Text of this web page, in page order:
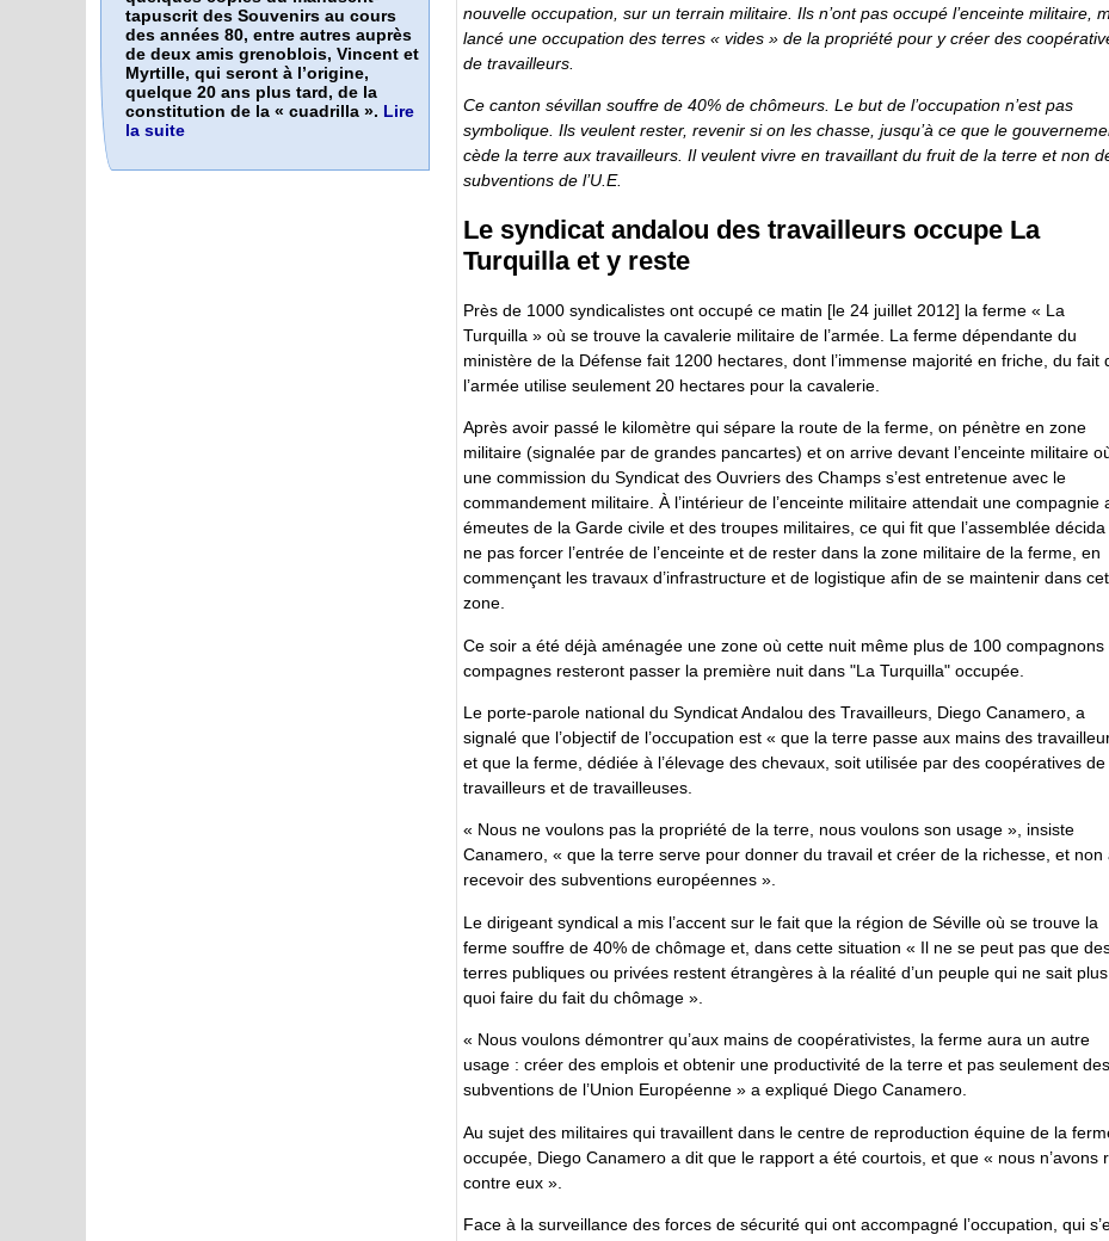
nouvelle occupation, sur un terrain militaire. Ils n’ont pas occupé l’enceinte militaire,
lancé une occupation des terres « vides » de la propriété pour y créer des
de travailleurs.
Ce canton sévillan souffre de 40% de chômeurs. Le but de l’occupation n’est pas
symbolique. Ils veulent rester, revenir si on les chasse, jusqu’à ce que le
cède la terre aux travailleurs. Il veulent vivre en travaillant du fruit de la terre et non
subventions de l’U.E.
Le syndicat andalou des travailleurs occupe La
Turquilla et y reste
Près de 1000 syndicalistes ont occupé ce matin [le 24 juillet 2012] la ferme « La
Turquilla » où se trouve la cavalerie militaire de l’armée. La ferme dépendante du
ministère de la Défense fait 1200 hectares, dont l’immense majorité en friche, du fait
l’armée utilise seulement 20 hectares pour la cavalerie.
Après avoir passé le kilomètre qui sépare la route de la ferme, on pénètre en zone
militaire (signalée par de grandes pancartes) et on arrive devant l’enceinte militaire
une commission du Syndicat des Ouvriers des Champs s’est entretenue avec le
commandement militaire. À l’intérieur de l’enceinte militaire attendait une compagnie
émeutes de la Garde civile et des troupes militaires, ce qui fit que l’assemblée
ne pas forcer l’entrée de l’enceinte et de rester dans la zone militaire de la ferme, en
commençant les travaux d’infrastructure et de logistique afin de se maintenir dans
zone.
Ce soir a été déjà aménagée une zone où cette nuit même plus de 100 compagnons
compagnes resteront passer la première nuit dans "La Turquilla" occupée.
Le porte-parole national du Syndicat Andalou des Travailleurs, Diego Canamero, a
signalé que l’objectif de l’occupation est « que la terre passe aux mains des
et que la ferme, dédiée à l’élevage des chevaux, soit utilisée par des coopératives de
travailleurs et de travailleuses.
« Nous ne voulons pas la propriété de la terre, nous voulons son usage », insiste
Canamero, « que la terre serve pour donner du travail et créer de la richesse, et non
recevoir des subventions européennes ».
Le dirigeant syndical a mis l’accent sur le fait que la région de Séville où se trouve la
ferme souffre de 40% de chômage et, dans cette situation « Il ne se peut pas que
terres publiques ou privées restent étrangères à la réalité d’un peuple qui ne sait plus
quoi faire du fait du chômage ».
« Nous voulons démontrer qu’aux mains de coopérativistes, la ferme aura un autre
usage : créer des emplois et obtenir une productivité de la terre et pas seulement des
subventions de l’Union Européenne » a expliqué Diego Canamero.
Au sujet des militaires qui travaillent dans le centre de reproduction équine de la
occupée, Diego Canamero a dit que le rapport a été courtois, et que « nous n’avons
contre eux ».
Face à la surveillance des forces de sécurité qui ont accompagné l’occupation, qui
tapuscrit des Souvenirs au cours
des années 80, entre autres auprès
de deux amis grenoblois, Vincent et
Myrtille, qui seront à l’origine,
quelque 20 ans plus tard, de la
constitution de la « cuadrilla ». Lire
la suite